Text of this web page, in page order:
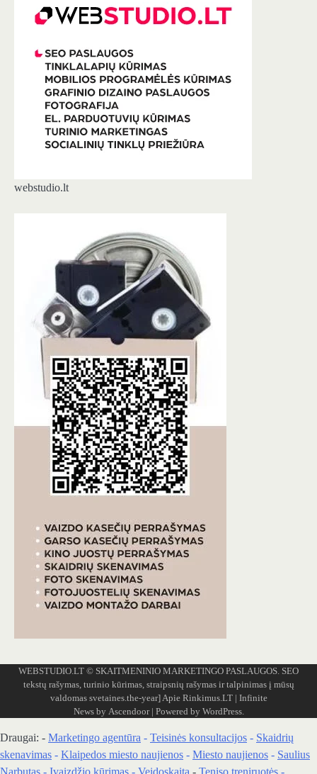
webstudio.lt
WEBSTUDIO.LT © SKAITMENINIO MARKETINGO PASLAUGOS. SEO
tekstų rašymas, turinio kūrimas, straipsnių rašymas ir talpinimas į mūsų
valdomas svetaines.the-year] Apie Rinkimus.LT| Infinite
News by Ascendoor| Powered by WordPress.
Draugai: - Marketingo agentūra - Teisinės konsultacijos - Skaidrių
skenavimas - Klaipedos miesto naujienos - Miesto naujienos - Saulius
Narbutas - Įvaizdžio kūrimas - Veidoskaita - Teniso treniruotės -